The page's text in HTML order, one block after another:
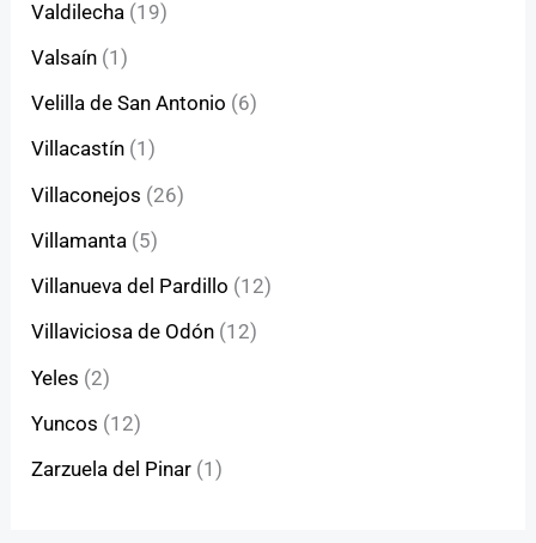
Valdilecha (19)
Valsaín (1)
Velilla de San Antonio (6)
Villacastín (1)
Villaconejos (26)
Villamanta (5)
Villanueva del Pardillo (12)
Villaviciosa de Odón (12)
Yeles (2)
Yuncos (12)
Zarzuela del Pinar (1)